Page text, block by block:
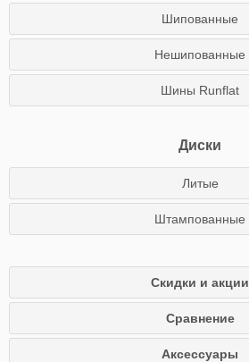
Шипованные
Нешипованные
Шины Runflat
Диски
Литые
Штампованные
Скидки и акции
Сравнение
Аксессуары